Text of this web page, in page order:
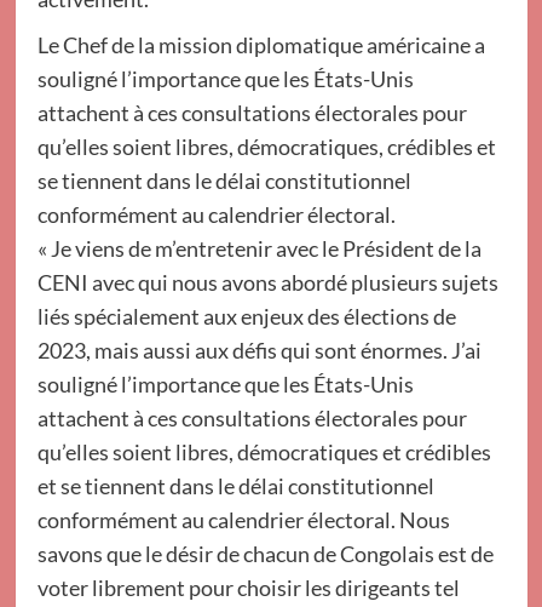
Le Chef de la mission diplomatique américaine a
souligné l’importance que les États-Unis
attachent à ces consultations électorales pour
qu’elles soient libres, démocratiques, crédibles et
se tiennent dans le délai constitutionnel
conformément au calendrier électoral.
« Je viens de m’entretenir avec le Président de la
CENI avec qui nous avons abordé plusieurs sujets
liés spécialement aux enjeux des élections de
2023, mais aussi aux défis qui sont énormes. J’ai
souligné l’importance que les États-Unis
attachent à ces consultations électorales pour
qu’elles soient libres, démocratiques et crédibles
et se tiennent dans le délai constitutionnel
conformément au calendrier électoral. Nous
savons que le désir de chacun de Congolais est de
voter librement pour choisir les dirigeants tel